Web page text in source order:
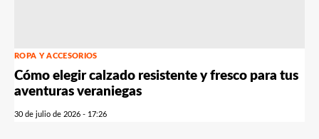
ROPA Y ACCESORIOS
Cómo elegir calzado resistente y fresco para tus
aventuras veraniegas
30 de julio de 2026 - 17:26